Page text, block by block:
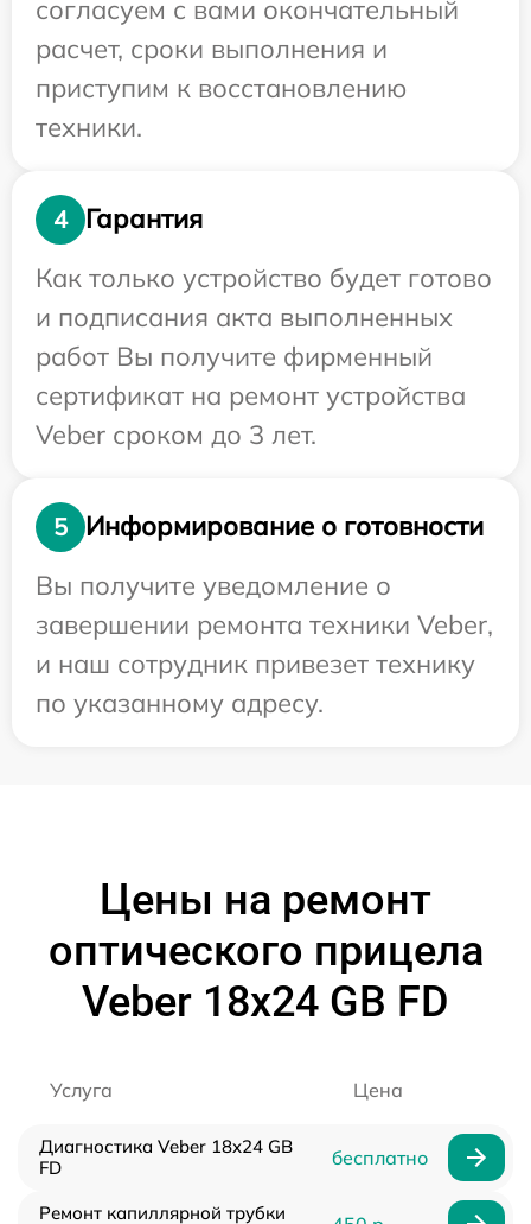
согласуем с вами окончательный
расчет, сроки выполнения и
приступим к восстановлению
техники.
4
Гарантия
Как только устройство будет готово
и подписания акта выполненных
работ Вы получите фирменный
сертификат на ремонт устройства
Veber сроком до 3 лет.
5
Информирование о готовности
Вы получите уведомление о
завершении ремонта техники Veber,
и наш сотрудник привезет технику
по указанному адресу.
Цены на ремонт
оптического прицела
Veber 18x24 GB FD
Услуга Цена
Диагностика Veber 18x24 GB
FD
бесплатно
Ремонт капиллярной трубки